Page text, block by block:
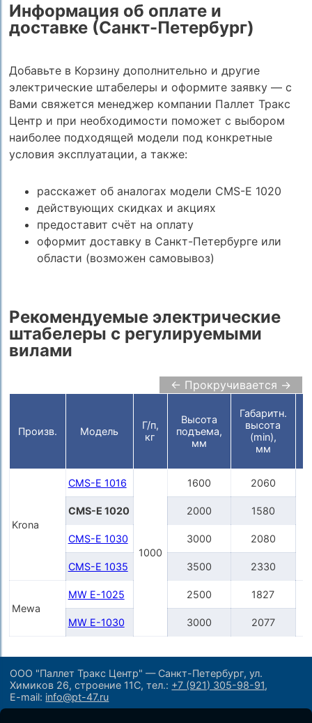
Информация об оплате и
доставке (Санкт-Петербург)
Добавьте в Корзину дополнительно и другие
электрические штабелеры и оформите заявку — с
Вами свяжется менеджер компании Паллет Тракс
Центр и при необходимости поможет с выбором
наиболее подходящей модели под конкретные
условия эксплуатации, а также:
расскажет об аналогах модели CMS-E 1020
действующих скидках и акциях
предоставит счёт на оплату
оформит доставку в Санкт-Петербурге или
области (возможен самовывоз)
Рекомендуемые электрические
штабелеры с регулируемыми
вилами
← Прокручивается →
Произв. Модель
Г/п,
кг
Высота
подъема,
мм
Габаритн.
высота
(min),
мм
Krona
CMS-E 1016
1000
1600 2060
CMS-E 1020 2000 1580
CMS-E 1030 3000 2080
CMS-E 1035 3500 2330
Mewa
MW E-1025 2500
1827
MW E-1030
3000 2077
ООО "Паллет Тракс Центр" — Санкт-Петербург, ул.
Химиков 26, строение 11С,тел.: +7 (921) 305-98-91,
E-mail: info@pt-47.ru